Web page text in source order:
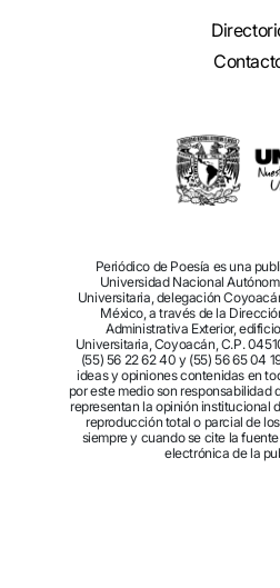
Periódico de Poesía es una
Universidad Nacional
Universitaria, delegación
México, a través de la
Administrativa Exterior,
Universitaria, Coyoacán, C.P.
(55) 56 22 62 40 y (55) 56 65 04
ideas y opiniones contenidas en
por este medio son responsabilidad
representan la opinión institucional
reproducción total o parcial de
siempre y cuando se cite la
electrónica de la